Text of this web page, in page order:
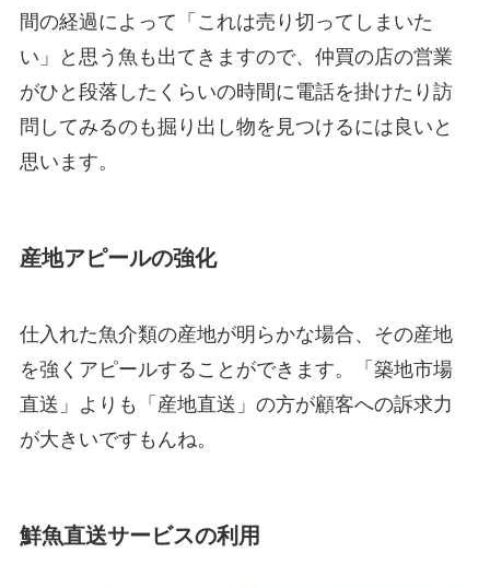
間の経過によって「これは売り切ってしまいた
い」と思う魚も出てきますので、仲買の店の営業
がひと段落したくらいの時間に電話を掛けたり訪
問してみるのも掘り出し物を見つけるには良いと
思います。
産地アピールの強化
仕入れた魚介類の産地が明らかな場合、その産地
を強くアピールすることができます。「築地市場
直送」よりも「産地直送」の方が顧客への訴求力
が大きいですもんね。
鮮魚直送サービスの利用